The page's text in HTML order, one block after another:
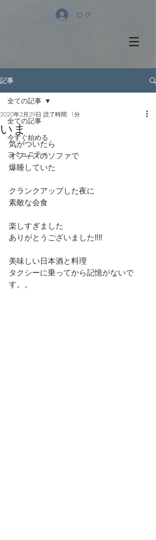
ログイン
記事
全ての記事
今すぐ始める
コミュニティ
全ての記事
いま
2020年2月29日 読了時間: 1分
気がついたら
オフィスのソファで
爆睡していた
クランクアップした夜に
素敵な会食
楽しすぎました
ありがとうございました‼️‼️
美味しい日本酒と料理
タクシーに乗ってから記憶がないで
す。。